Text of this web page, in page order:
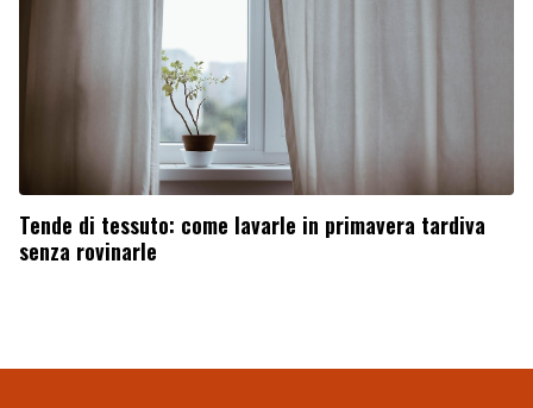
Tende di tessuto: come lavarle in primavera tardiva
senza rovinarle